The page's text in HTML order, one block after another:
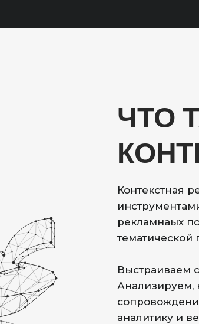
ЧТО
Контекстная
рекламнаых
тематической
Выстраиваем
Анализируем,
аналитику и